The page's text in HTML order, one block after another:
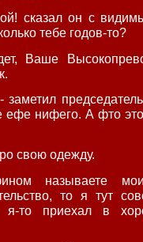
сказал он с
тебе годов-то?
Ваше
ефе нифего. А фто
свою одежду.
называете
то я тут
то приехал в